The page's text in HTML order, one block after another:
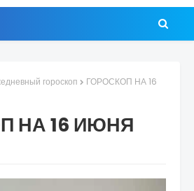
гороскоп
ГОРОСКОП НА 16
НА 16 ИЮНЯ